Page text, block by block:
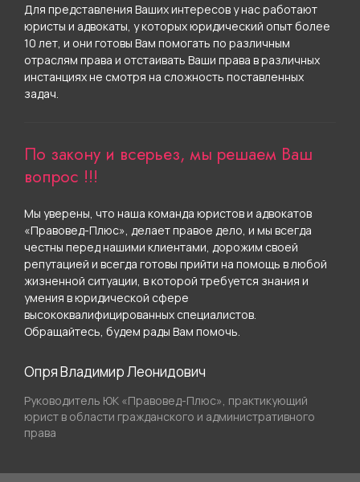
Для представления Ваших интересов у нас работают
юристы и адвокаты, у которых юридический опыт более
10 лет, и они готовы Вам помогать по различным
отраслям права и отстаивать Ваши права в различных
инстанциях не смотря на сложность поставленных
задач.
По закону и всерьез, мы решаем Ваш
вопрос !!!
Мы уверены, что наша команда юристов и адвокатов
«Правовед-Плюс», делает правое дело, и мы всегда
честны перед нашими клиентами, дорожим своей
репутацией и всегда готовы прийти на помощь в любой
жизненной ситуации, в которой требуется знания и
умения в юридической сфере
высококвалифицированных специалистов.
Обращайтесь, будем рады Вам помочь.
Опря Владимир Леонидович
Руководитель ЮК «Правовед-Плюс», практикующий
юрист в области гражданского и административного
права